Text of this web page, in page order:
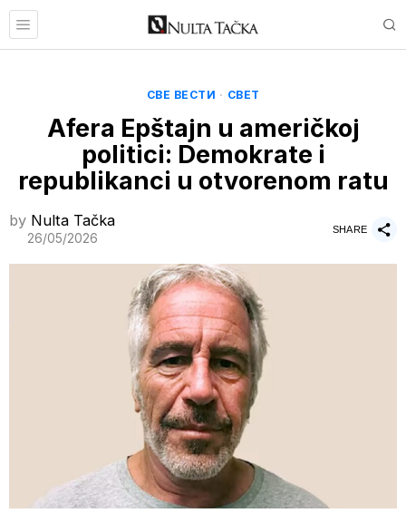
СВЕ ВЕСТИ · СВЕТ
Afera Epštajn u američkoj
politici: Demokrate i
republikanci u otvorenom ratu
by Nulta Tačka
26/05/2026
SHARE